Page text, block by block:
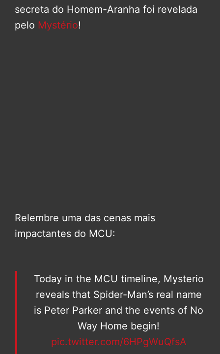
secreta do Homem-Aranha foi revelada
pelo Mystério!
Relembre uma das cenas mais
impactantes do MCU:
Today in the MCU timeline, Mysterio
reveals that Spider-Man’s real name
is Peter Parker and the events of No
Way Home begin!
pic.twitter.com/6HPgWuQfsA